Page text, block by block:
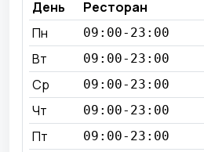
День Ресторан
Пн
09:00-23:00
Вт 09:00-23:00
Ср 09:00-23:00
Чт 09:00-23:00
Пт 09:00-23:00